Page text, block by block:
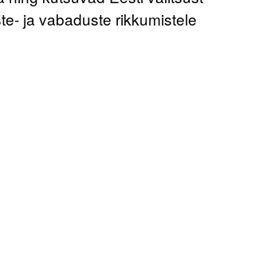
ja vabaduste rikkumistele